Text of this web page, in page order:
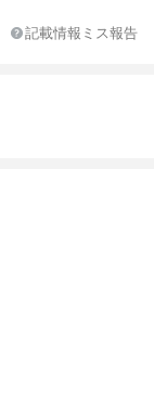
ソステアリン酸PE
オイテンジクアオ
記載情報ミス報告